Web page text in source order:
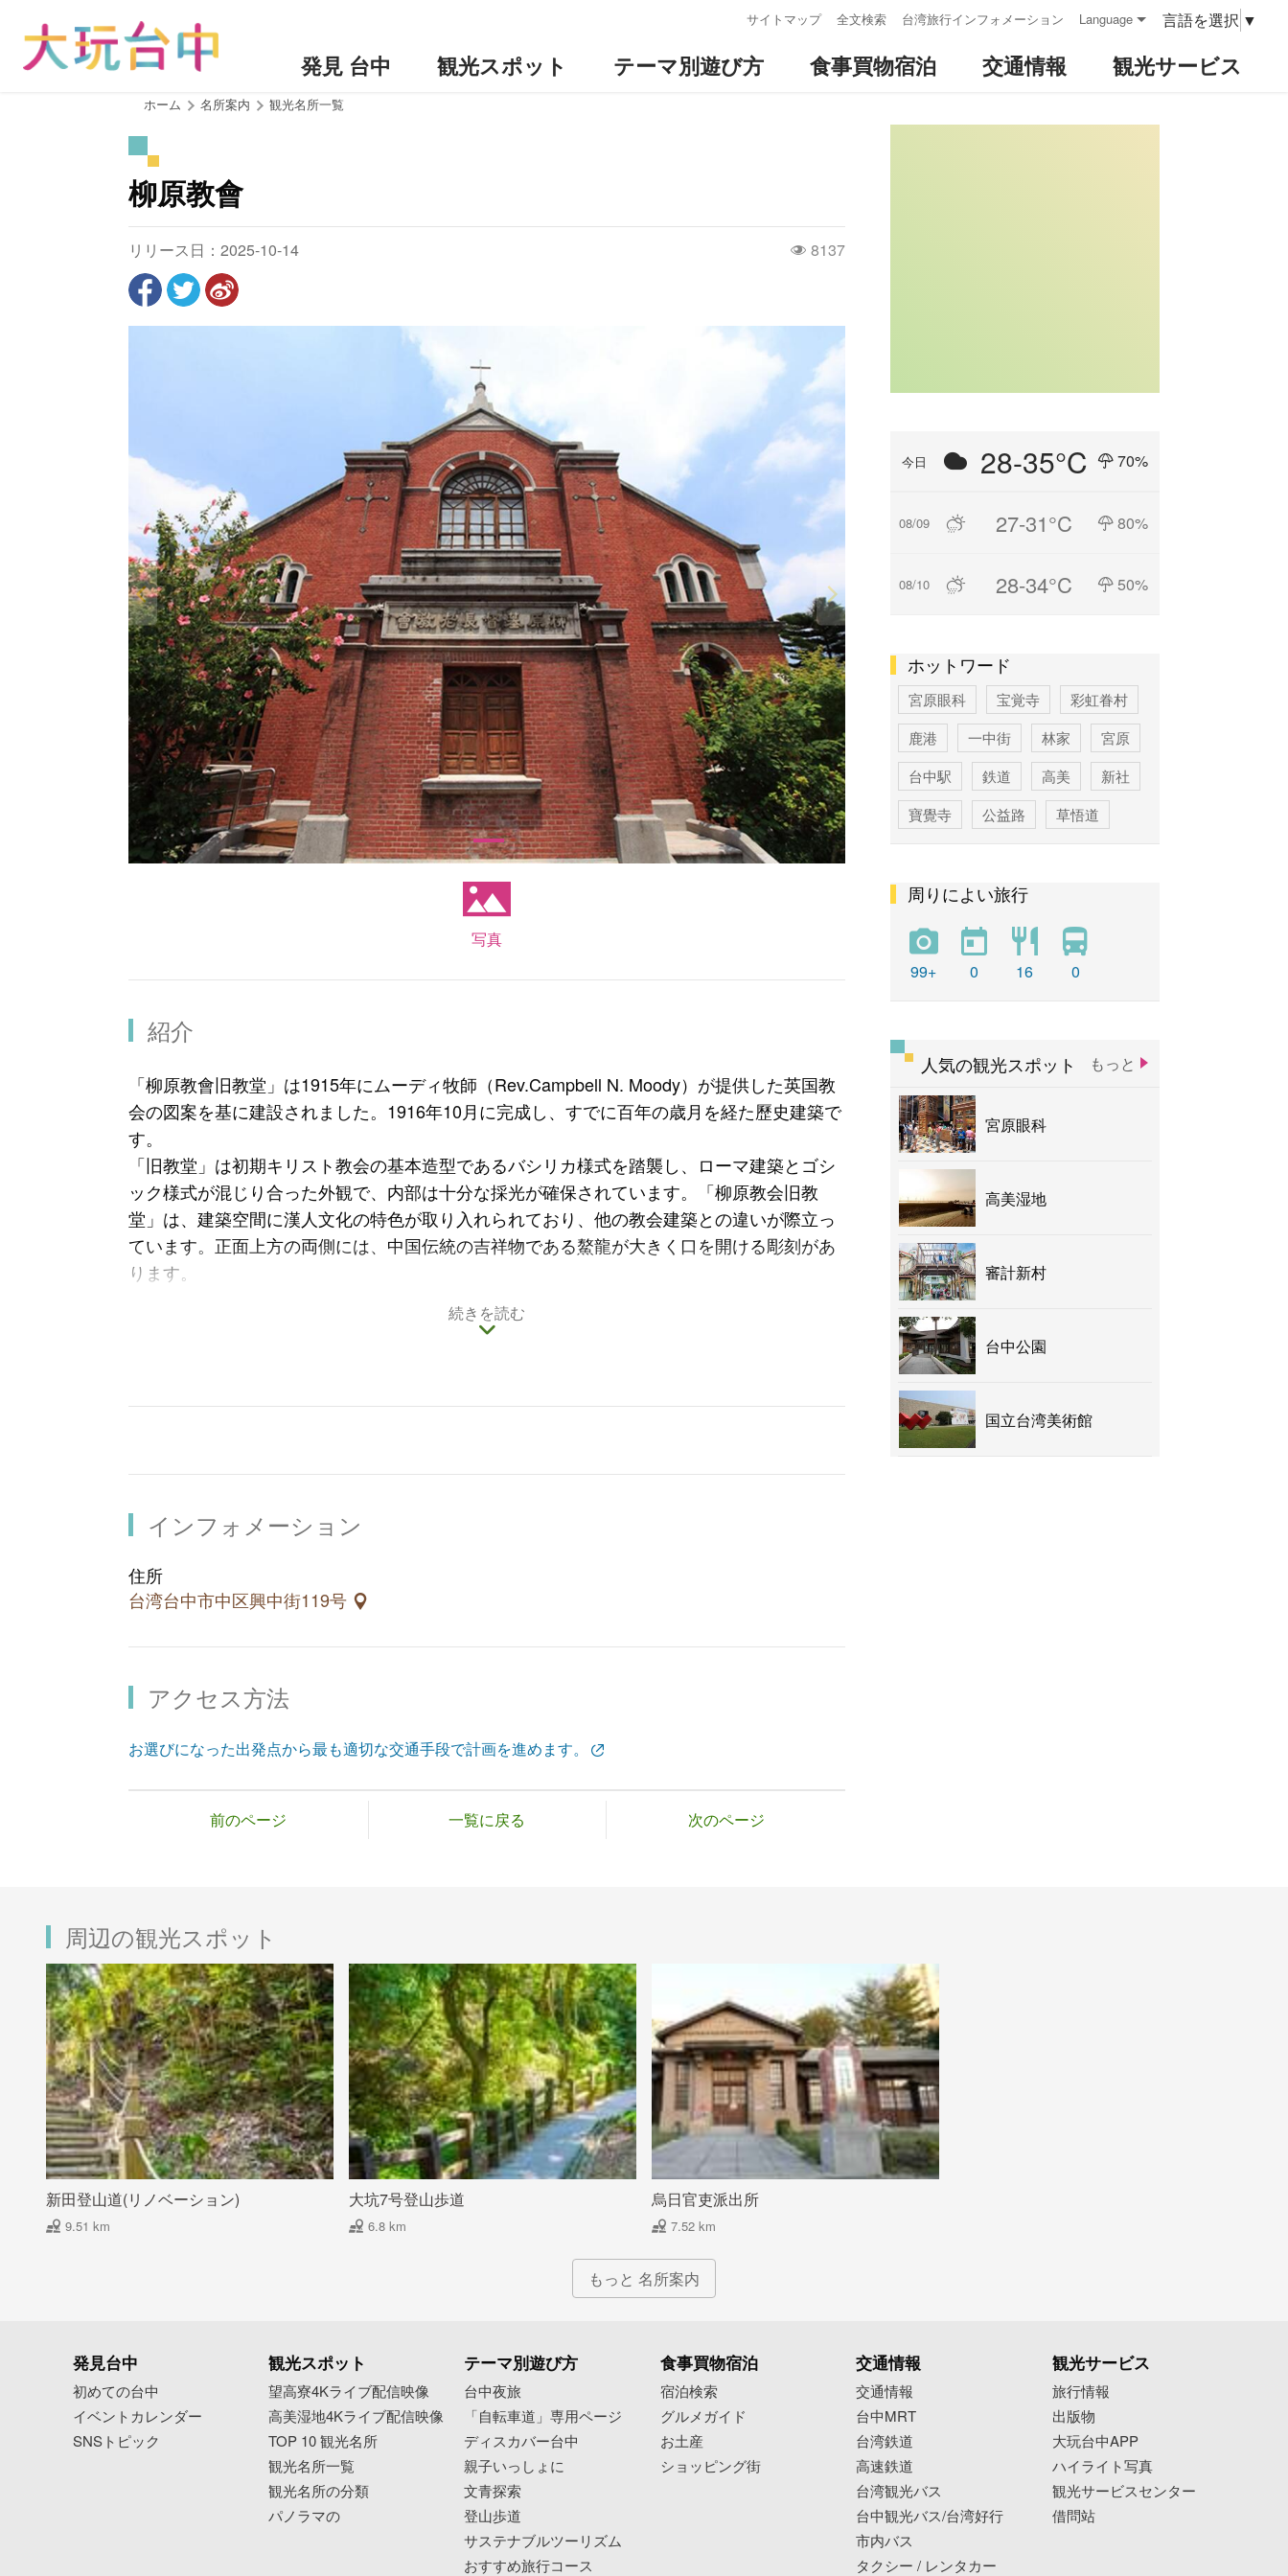
サイトマップ 全文検索 台湾旅行インフォメーション Language 言語を選択 ▼
発見 台中 観光スポット テーマ別遊び方 食事買物宿泊 交通情報 観光サービス
ホーム 名所案内 観光名所一覧
柳原教會
リリース日：2025-10-14 8137
写真
紹介
「柳原教會旧教堂」は1915年にムーディ牧師（Rev.Campbell N. Moody）が提供した英国教
会の図案を基に建設されました。1916年10月に完成し、すでに百年の歳月を経た歷史建築で
す。
「旧教堂」は初期キリスト教会の基本造型であるバシリカ様式を踏襲し、ローマ建築とゴシ
ック様式が混じり合った外観で、内部は十分な採光が確保されています。「柳原教会旧教
堂」は、建築空間に漢人文化の特色が取り入れられており、他の教会建築との違いが際立っ
ています。正面上方の両側には、中国伝統の吉祥物である鰲龍が大きく口を開ける彫刻があ
ります。
新しい教会が建てられました。1998年には「主日学教室」、「牧師館」等が完成し、台中の
続きを読む
インフォメーション
住所
台湾台中市中区興中街119号
アクセス方法
お選びになった出発点から最も適切な交通手段で計画を進めます。
前のページ 一覧に戻る 次のページ
今日 28-35°C 70%
08/09 27-31°C 80%
08/10 28-34°C 50%
ホットワード
宮原眼科 宝覚寺
彩虹眷村
鹿港
一中街 林家
宮原
台中駅
鉄道 高美
新社
寶覺寺
公益路
草悟道
彩虹
新社花海
周りによい旅行
99+ 0 16 0
人気の観光スポット もっと
宮原眼科
高美湿地
審計新村
台中公園
国立台湾美術館
周辺の観光スポット
新田登山道(リノベーション)
9.51 km
大坑7号登山歩道
6.8 km
烏日官吏派出所
7.52 km
もっと 名所案内
発見台中
初めての台中
イベントカレンダー
SNSトピック
観光スポット
望高寮4Kライブ配信映像
高美湿地4Kライブ配信映像
TOP 10 観光名所
観光名所一覧
観光名所の分類
パノラマの
テーマ別遊び方
台中夜旅
「自転車道」専用ページ
ディスカバー台中
親子いっしょに
文青探索
登山歩道
サステナブルツーリズム
おすすめ旅行コース
食事買物宿泊
宿泊検索
グルメガイド
お土産
ショッピング街
交通情報
交通情報
台中MRT
台湾鉄道
高速鉄道
台湾観光バス
台中観光バス/台湾好行
市内バス
タクシー / レンタカー
観光サービス
旅行情報
出版物
大玩台中APP
ハイライト写真
観光サービスセンター
借問站